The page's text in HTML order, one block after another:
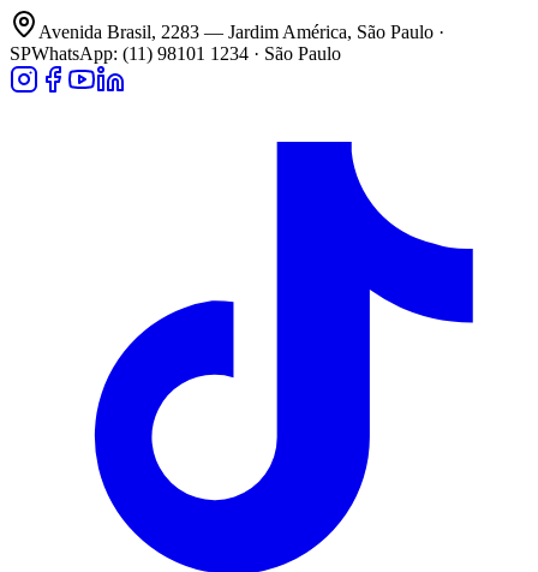
Avenida Brasil, 2283 — Jardim América, São Paulo ·
SPWhatsApp: (11) 98101 1234 · São Paulo